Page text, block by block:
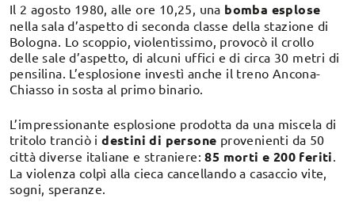
Il 2 agosto 1980, alle ore 10,25, una bomba esplose
nella sala d’aspetto di seconda classe della stazione di
Bologna. Lo scoppio, violentissimo, provocò il crollo
delle sale d’aspetto, di alcuni uffici e di circa 30 metri di
pensilina. L’esplosione investì anche il treno Ancona-
Chiasso in sosta al primo binario.
L’impressionante esplosione prodotta da una miscela di
tritolo tranciò idestini di persone provenienti da 50
città diverse italiane e straniere:85 morti e 200 feriti.
La violenza colpì alla cieca cancellando a casaccio vite,
sogni, speranze.